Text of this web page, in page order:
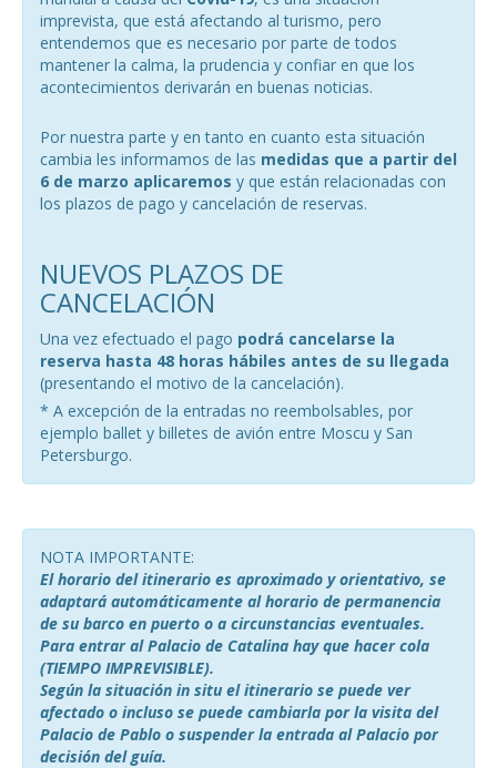
imprevista, que está afectando al turismo, pero
entendemos que es necesario por parte de todos
mantener la calma, la prudencia y confiar en que los
acontecimientos derivarán en buenas noticias.
Por nuestra parte y en tanto en cuanto esta situación
cambia les informamos de las medidas que a partir del
6 de marzo aplicaremos y que están relacionadas con
los plazos de pago y cancelación de reservas.
NUEVOS PLAZOS DE
CANCELACIÓN
Una vez efectuado el pago podrá cancelarse la
reserva hasta 48 horas hábiles antes de su llegada
(presentando el motivo de la cancelación).
* A excepción de la entradas no reembolsables, por
ejemplo ballet y billetes de avión entre Moscu y San
Petersburgo.
NOTA IMPORTANTE:
El horario del itinerario es aproximado y orientativo, se
adaptará automáticamente al horario de permanencia
de su barco en puerto o a circunstancias eventuales.
Para entrar al Palacio de Catalina hay que hacer cola
(TIEMPO IMPREVISIBLE).
Según la situación in situ el itinerario se puede ver
afectado o incluso se puede cambiarla por la visita del
Palacio de Pablo o suspender la entrada al Palacio por
decisión del guía.